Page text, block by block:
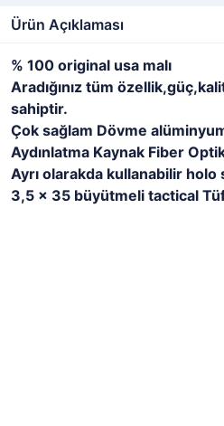
Ürün Açıklaması
% 100 original usa malı
Aradığınız tüm
sahiptir.
Çok sağlam Dövme
Aydınlatma Kaynak Fiber
Ayrı olarakda kullanabilir
3,5 x 35 büyütmeli tactical